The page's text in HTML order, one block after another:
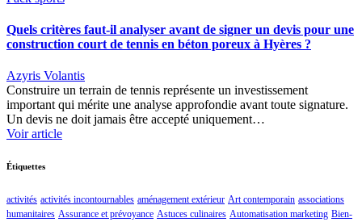
Quels critères faut-il analyser avant de signer un devis pour une
construction court de tennis en béton poreux à Hyères ?
Azyris Volantis
Construire un terrain de tennis représente un investissement
important qui mérite une analyse approfondie avant toute signature.
Un devis ne doit jamais être accepté uniquement…
Voir article
Étiquettes
activités activités incontournables aménagement extérieur Art contemporain associations
humanitaires Assurance et prévoyance Astuces culinaires Automatisation marketing Bien-